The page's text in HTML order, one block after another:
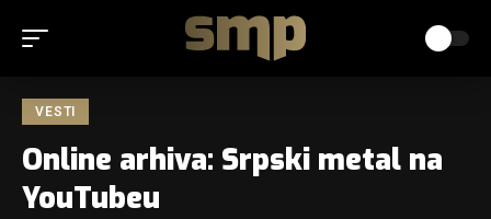
VESTI
Online arhiva: Srpski metal na
YouTubeu